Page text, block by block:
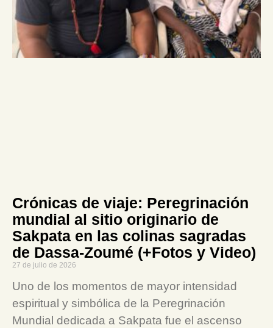
Crónicas de viaje: Peregrinación
mundial al sitio originario de
Sakpata en las colinas sagradas
de Dassa-Zoumé (+Fotos y Video)
27 de julio de 2026
Uno de los momentos de mayor intensidad
espiritual y simbólica de la Peregrinación
Mundial dedicada a Sakpata fue el ascenso